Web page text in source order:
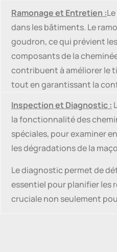
Ramonage et Entretien :
dans les bâtiments. Le
goudron, ce qui prévient
composants de la
contribuent à améliorer le
tout en garantissant la
Inspection et Diagnostic :
la fonctionnalité des
spéciales, pour examiner
les dégradations de la
Le diagnostic permet de
essentiel pour planifier les
cruciale non seulement